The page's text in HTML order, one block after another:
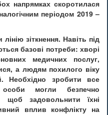
напрямках скоротилася
періодом 2019 –
зіткнення. Навіть під
базові потреби: хворі
медичних послуг,
а людям похилого віку
Необхідно зробити все
могли безпечно
щоб задовольнити їхні
вплив конфлікту на